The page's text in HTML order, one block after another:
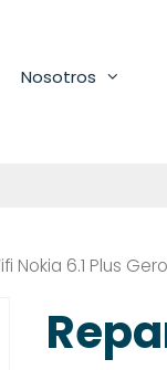
Nosotros
Nokia 6.1 Plus